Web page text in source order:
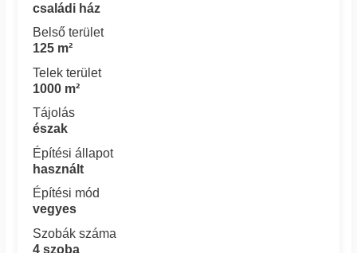
családi ház
Belső terület
125 m²
Telek terület
1000 m²
Tájolás
észak
Építési állapot
használt
Építési mód
vegyes
Szobák száma
4 szoba